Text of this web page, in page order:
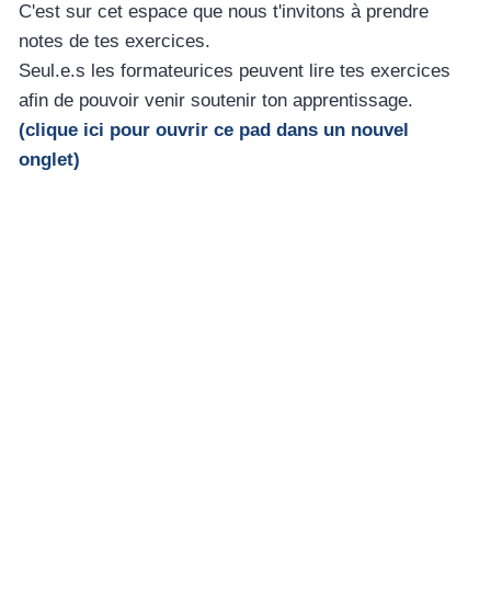
C'est sur cet espace que nous t'invitons à prendre
notes de tes exercices.
Seul.e.s les formateurices peuvent lire tes exercices
afin de pouvoir venir soutenir ton apprentissage.
(clique ici pour ouvrir ce pad dans un nouvel
onglet)